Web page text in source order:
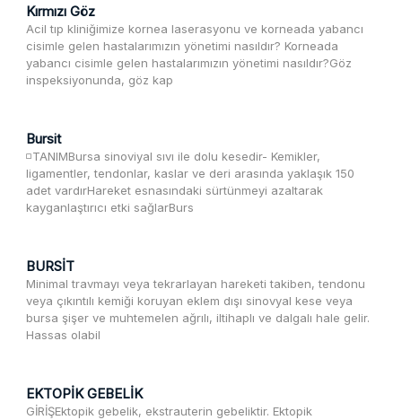
Kırmızı Göz
Acil tıp kliniğimize kornea laserasyonu ve korneada yabancı
cisimle gelen hastalarımızın yönetimi nasıldır? Korneada
yabancı cisimle gelen hastalarımızın yönetimi nasıldır?Göz
inspeksiyonunda, göz kap
Bursit
◽️TANIMBursa sinoviyal sıvı ile dolu kesedir- Kemikler,
ligamentler, tendonlar, kaslar ve deri arasında yaklaşık 150
adet vardırHareket esnasındaki sürtünmeyi azaltarak
kayganlaştırıcı etki sağlarBurs
BURSİT
Minimal travmayı veya tekrarlayan hareketi takiben, tendonu
veya çıkıntılı kemiği koruyan eklem dışı sinovyal kese veya
bursa şişer ve muhtemelen ağrılı, iltihaplı ve dalgalı hale gelir.
Hassas olabil
EKTOPİK GEBELİK
GİRİŞEktopik gebelik, ekstrauterin gebeliktir. Ektopik